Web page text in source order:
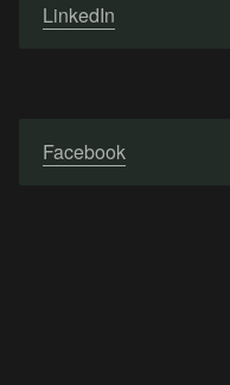
LinkedIn
Facebook